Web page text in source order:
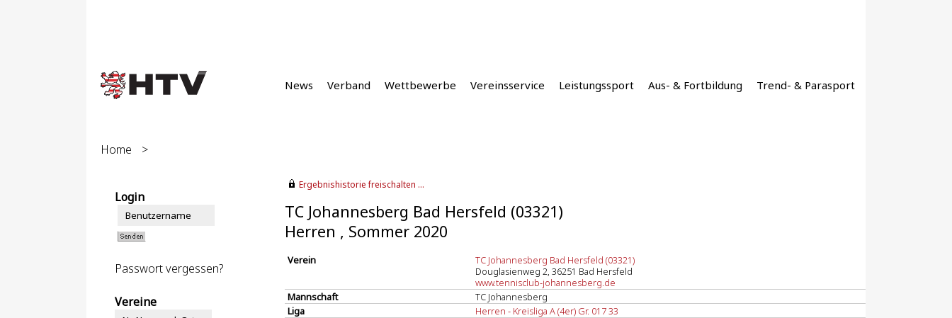
News Verband Wettbewerbe Vereinsservice Leistungssport Aus- & Fortbildung Trend- & Parasport
Home >
Login
Passwort vergessen?
Vereine
Ergebnishistorie freischalten ...
TC Johannesberg Bad Hersfeld (03321)
Herren , Sommer 2020
Verein
TC Johannesberg Bad Hersfeld (03321)
Douglasienweg 2, 36251 Bad Hersfeld
www.tennisclub-johannesberg.de
Mannschaft
TC Johannesberg
Liga
Herren - Kreisliga A (4er) Gr. 017 33